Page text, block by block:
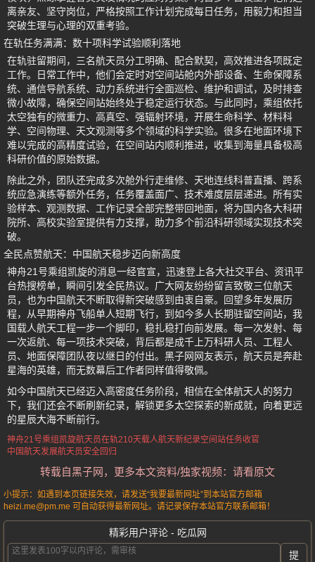
离亲友、坚守岗位，严格按照工作计划完成每日任务，用毅力和担当
突破生理与心理的双重考验。
在轨任务满满：数十项科学试验顺利落地
在轨驻留期间，三名航天员分工明确、配合默契，高效推进各项既定
工作。日常工作中，他们会定时对空间站舱内外部设备、生命保障系
统、通信导航系统、动力系统进行全面巡检、维护和调试，及时排查
微小故障，确保空间站始终处于稳定运行状态。与此同时，乘组依托
太空独有的微重力、高真空、强辐射环境，开展生命科学、材料科
学、空间物理、天文观测等多个领域的科学实验。很多在地面环境下
难以完成的高精度试验，在空间站内顺利推进，收集到海量具备极高
科研价值的原始数据。
除此之外，团队还完成多次舱外行走维修、天地连线科普直播、跨系
统应急演练等额外任务，任务覆盖面广、技术难度层层递进。所有实
验样本、观测数据、工作记录全部完整带回地面，将为国内各大科研
院所、高校实验室提供有力支撑，助力多个前沿科研领域实现技术突
破。
全民点赞航天：中国航天稳步迈向新高度
神舟21号乘组凯旋的消息一经官宣，迅速登上各大社交平台、资讯平
台热搜榜单，瞬间引发全民热议。广大网友纷纷留言致敬三位航天
员，也为中国航天不断取得新突破感到由衷自豪。回望多年发展历
程，从早期神舟飞船单人短期飞行，到如今多人长期驻留空间站，我
国载人航天工程一步一个脚印，稳扎稳打向前发展。每一次发射、每
一次返航、每一项技术突破，背后都是成千上万科研人员、工程人
员、地面保障团队夜以继日的付出。黑子网网友表示，航天员是奔赴
星海的英雄，而无数幕后工作者同样值得敬佩。
如今中国航天已经迈入高密度任务阶段，相信在全体航天人的努力
下，我们还会不断刷新纪录，解锁更多太空探索的新成就，向着更远
的星辰大海不断前行。
神舟21号乘组凯旋航天员在轨210天载人航天新纪录空间站任务收官
中国航天发展航天员安全回归
转载自黑子网，更多本文资料/独家视频：请看原文
小提示：如遇到本页链接失效，请发送“我要最新网址”到本站官方邮箱
heizi.me@pm.me 可自动获得最新网址。请记录保存本站官方联系邮箱！
精彩用户评论 - 吃瓜网
提